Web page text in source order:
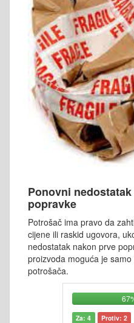
Ponovni
popravke
Potrošač ima pravo da
cijene ili raskid ugovora,
nedostatak nakon prve
proizvoda moguća je
potrošača.
Za: 4 Protiv: 2